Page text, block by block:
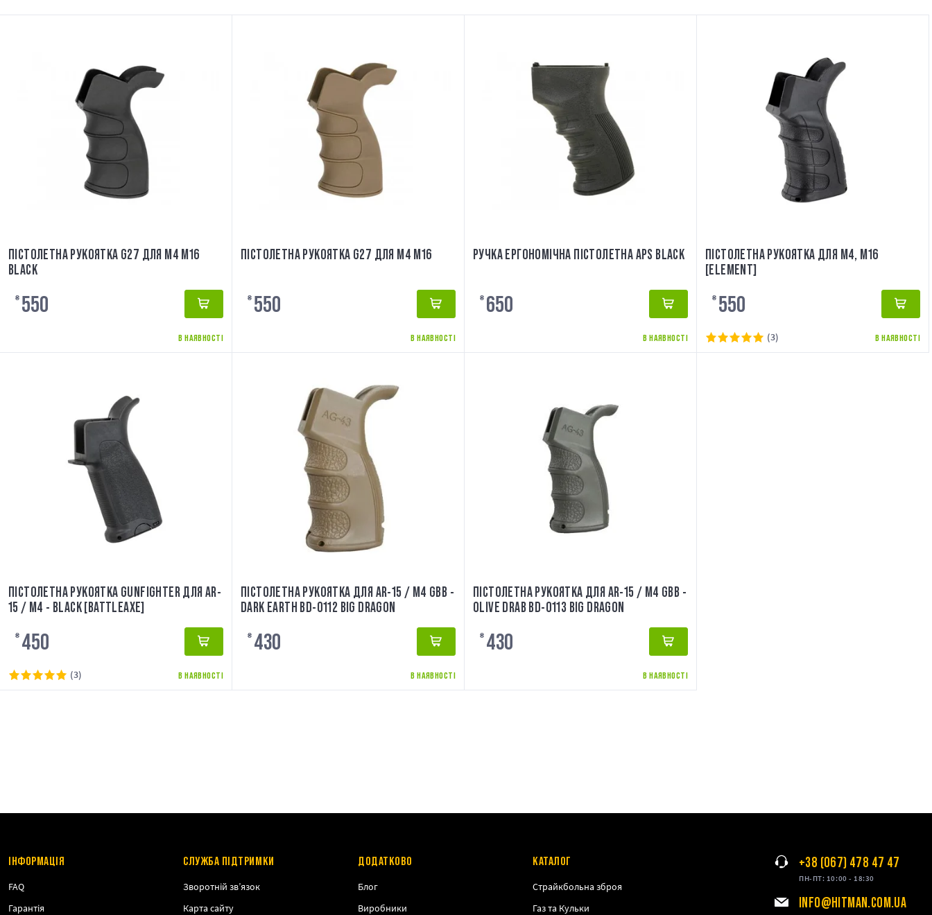
ПІСТОЛЕТНА РУКОЯТКА G27 ДЛЯ M4 M16
BLACK
₴ 550
В НАЯВНОСТІ
ПІСТОЛЕТНА РУКОЯТКА G27 ДЛЯ M4 M16
₴ 550
В НАЯВНОСТІ
РУЧКА ЕРГОНОМІЧНА ПІСТОЛЕТНА APS BLACK
₴ 650
В НАЯВНОСТІ
ПІСТОЛЕТНА РУКОЯТКА ДЛЯ M4, M16
[ELEMENT]
₴ 550
В НАЯВНОСТІ
(3)
ПІСТОЛЕТНА РУКОЯТКА GUNFIGHTER ДЛЯ AR-
15 / M4 - BLACK [BATTLEAXE]
₴ 450
В НАЯВНОСТІ
(3)
ПІСТОЛЕТНА РУКОЯТКА ДЛЯ AR-15 / M4 GBB -
DARK EARTH BD-0112 BIG DRAGON
₴ 430
В НАЯВНОСТІ
ПІСТОЛЕТНА РУКОЯТКА ДЛЯ AR-15 / M4 GBB -
OLIVE DRAB BD-0113 BIG DRAGON
₴ 430
В НАЯВНОСТІ
ІНФОРМАЦІЯ
FAQ
Гарантія
СЛУЖБА ПІДТРИМКИ
Зворотній зв’язок
Карта сайту
ДОДАТКОВО
Блог
Виробники
КАТАЛОГ
Страйкбольна зброя
Газ та Кульки
+38 (067) 478 47 47
ПН-ПТ: 10:00 - 18:30
INFO@HITMAN.COM.UA